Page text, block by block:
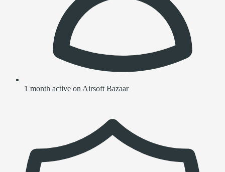
1 month active on Airsoft Bazaar